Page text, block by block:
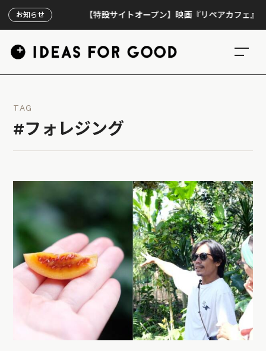
お知らせ 【特設サイトオープン】映画『リペアカフェ』、上映
TAG
#フォレジング